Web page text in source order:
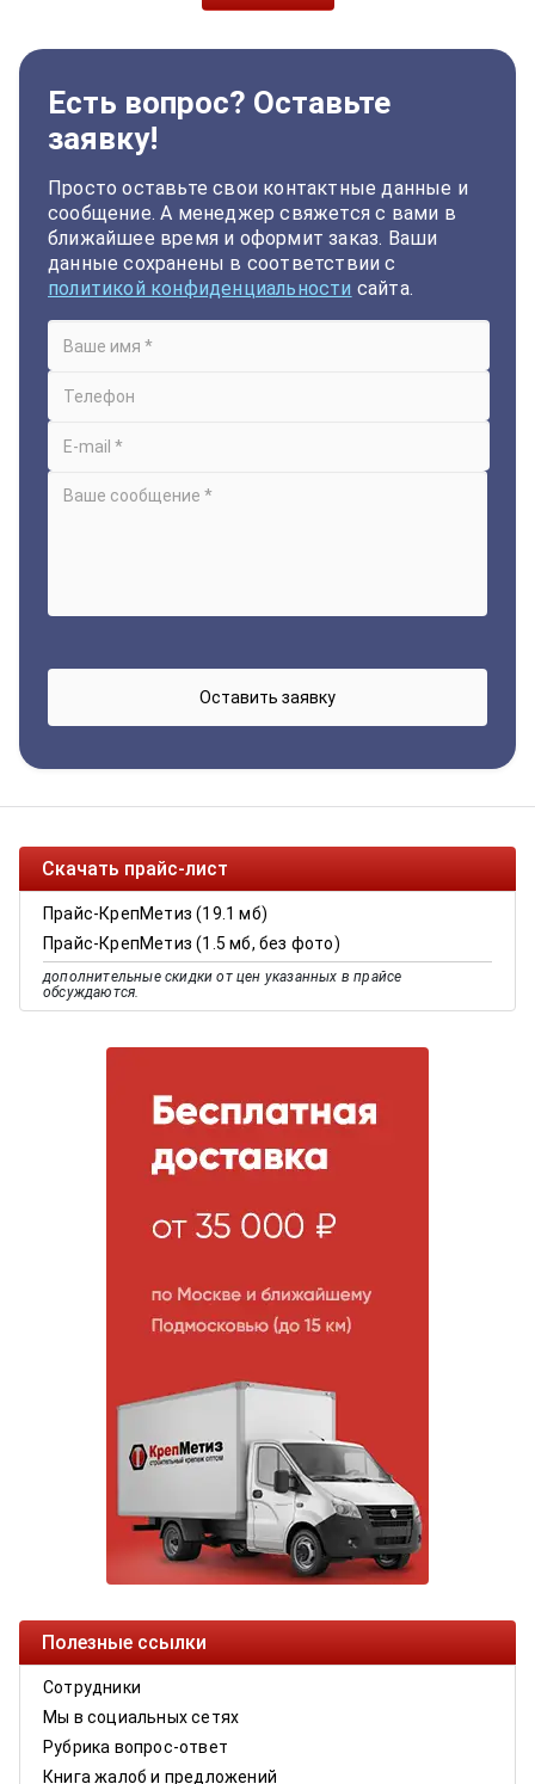
Есть вопрос? Оставьте
заявку!
Просто оставьте свои контактные данные и
сообщение. А менеджер свяжется с вами в
ближайшее время и оформит заказ. Ваши
данные сохранены в соответствии с
политикой конфиденциальности сайта.
Скачать прайс-лист
Прайс-КрепМетиз (19.1 мб)
Прайс-КрепМетиз (1.5 мб, без фото)
дополнительные скидки от цен указанных в прайсе
обсуждаются.
Полезные ссылки
Сотрудники
Мы в социальных сетях
Рубрика вопрос-ответ
Книга жалоб и предложений